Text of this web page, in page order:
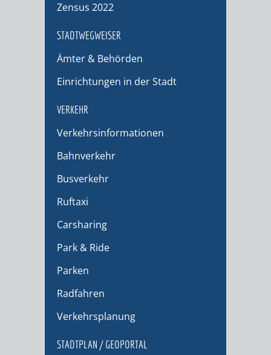
Zensus 2022
STADTWEGWEISER
Ämter & Behörden
Einrichtungen in der Stadt
VERKEHR
Verkehrsinformationen
Bahnverkehr
Busverkehr
Ruftaxi
Carsharing
Park & Ride
Parken
Radfahren
Verkehrsplanung
STADTPLAN / GEOPORTAL